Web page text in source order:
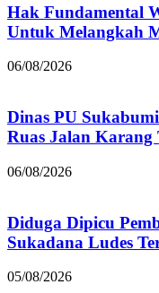
Hak Fundamental
Untuk Melangkah
06/08/2026
Dinas PU
Ruas Jalan Karang
06/08/2026
Diduga Dipicu
Sukadana Ludes
05/08/2026